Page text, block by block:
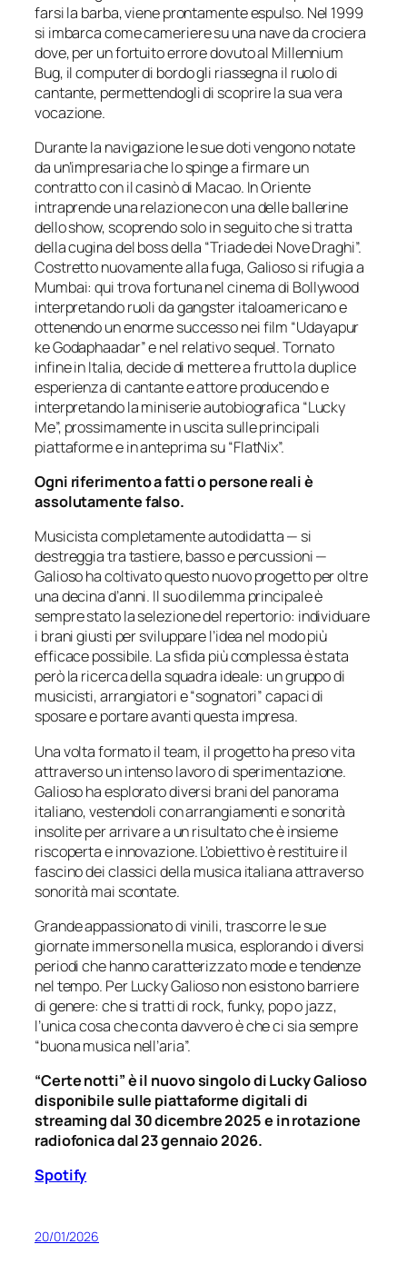
farsi la barba, viene prontamente espulso. Nel 1999
si imbarca come cameriere su una nave da crociera
dove, per un fortuito errore dovuto al Millennium
Bug, il computer di bordo gli riassegna il ruolo di
cantante, permettendogli di scoprire la sua vera
vocazione.
Durante la navigazione le sue doti vengono notate
da un’impresaria che lo spinge a firmare un
contratto con il casinò di Macao. In Oriente
intraprende una relazione con una delle ballerine
dello show, scoprendo solo in seguito che si tratta
della cugina del boss della “Triade dei Nove Draghi”.
Costretto nuovamente alla fuga, Galioso si rifugia a
Mumbai: qui trova fortuna nel cinema di Bollywood
interpretando ruoli da gangster italoamericano e
ottenendo un enorme successo nei film “Udayapur
ke Godaphaadar”e nel relativo sequel. Tornato
infine in Italia, decide di mettere a frutto la duplice
esperienza di cantante e attore producendo e
interpretando la miniserie autobiografica “Lucky
Me”, prossimamente in uscita sulle principali
piattaforme e in anteprima su “FlatNix”.
Ogni riferimento a fatti o persone reali è
assolutamente falso.
Musicista completamente autodidatta — si
destreggia tra tastiere, basso e percussioni —
Galioso ha coltivato questo nuovo progetto per oltre
una decina d’anni. Il suo dilemma principale è
sempre stato la selezione del repertorio: individuare
i brani giusti per sviluppare l’idea nel modo più
efficace possibile. La sfida più complessa è stata
però la ricerca della squadra ideale: un gruppo di
musicisti, arrangiatori e “sognatori” capaci di
sposare e portare avanti questa impresa.
Una volta formato il team, il progetto ha preso vita
attraverso un intenso lavoro di sperimentazione.
Galioso ha esplorato diversi brani del panorama
italiano, vestendoli con arrangiamenti e sonorità
insolite per arrivare a un risultato che è insieme
riscoperta e innovazione. L’obiettivo è restituire il
fascino dei classici della musica italiana attraverso
sonorità mai scontate.
Grande appassionato di vinili, trascorre le sue
giornate immerso nella musica, esplorando i diversi
periodi che hanno caratterizzato mode e tendenze
nel tempo. Per Lucky Galioso non esistono barriere
di genere: che si tratti di rock, funky, pop o jazz,
l’unica cosa che conta davvero è che ci sia sempre
“buona musica nell’aria”.
“Certe notti”è il nuovo singolo di Lucky Galioso
disponibile sulle piattaforme digitali di
streaming dal 30 dicembre 2025 e in rotazione
radiofonica dal 23 gennaio 2026.
Spotify
20/01/2026